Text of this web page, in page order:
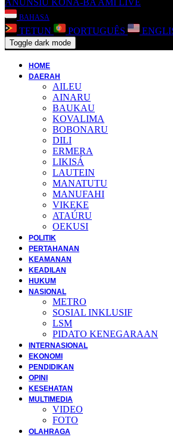
BAHASA
TETUN PORTUGUÊS
Toggle dark mode
HOME
DAERAH
AILEU
AINARU
BAUKAU
KOVALIMA
BOBONARU
DILI
ERMERA
LIKISÁ
LAUTEIN
MANATUTU
MANUFAHI
VIKEKE
ATAÚRU
OEKUSI
POLITIK
PERTAHANAN
KEAMANAN
KEADILAN
HUKUM
NASIONAL
METRO
SOSIAL INKLUSIF
LSM
PIDATO KENEGARAAN
INTERNASIONAL
EKONOMI
PENDIDIKAN
OPINI
KESEHATAN
MULTIMEDIA
VIDEO
FOTO
OLAHRAGA